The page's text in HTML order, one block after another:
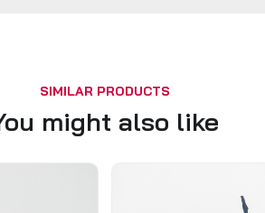
SIMILAR PRODUCTS
might also like